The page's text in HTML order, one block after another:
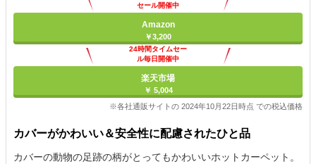
セール開催中
Amazon
￥3,200
24時間タイムセー
ル毎日開催中
楽天市場
￥ 5,004
※各社通販サイトの 2024年10月22日時点 での税込価格
カバーがかわいい＆安全性に配慮されたひと品
カバーの動物の足跡の柄がとってもかわいいホットカーペット。